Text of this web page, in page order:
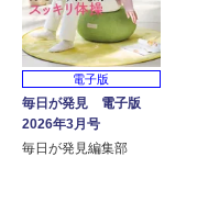
電子版
毎日が発見 電子版
2026年3月号
毎日が発見編集部